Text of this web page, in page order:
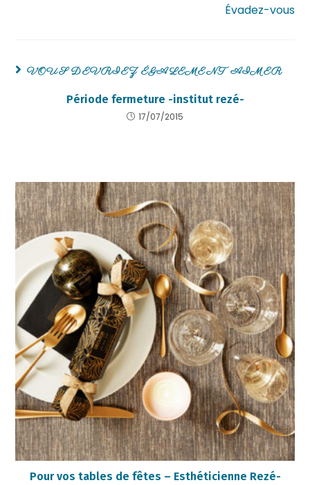
Évadez-vous
VOUS DEVRIEZ ÉGALEMENT AIMER
Période fermeture -institut rezé-
17/07/2015
Pour vos tables de fêtes – Esthéticienne Rezé-